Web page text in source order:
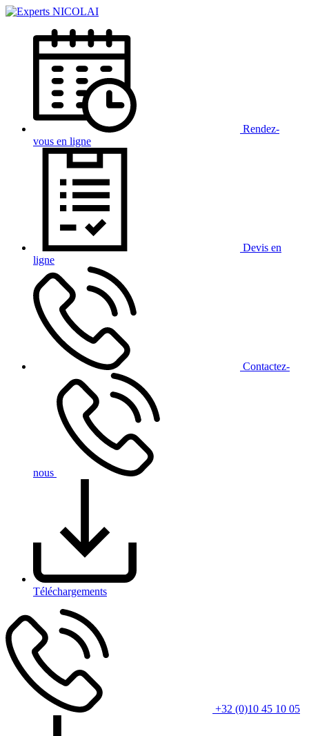
Rendez-
vous en ligne
Devis en
ligne
Contactez-
nous
Téléchargements
+32 (0)10 45 10 05